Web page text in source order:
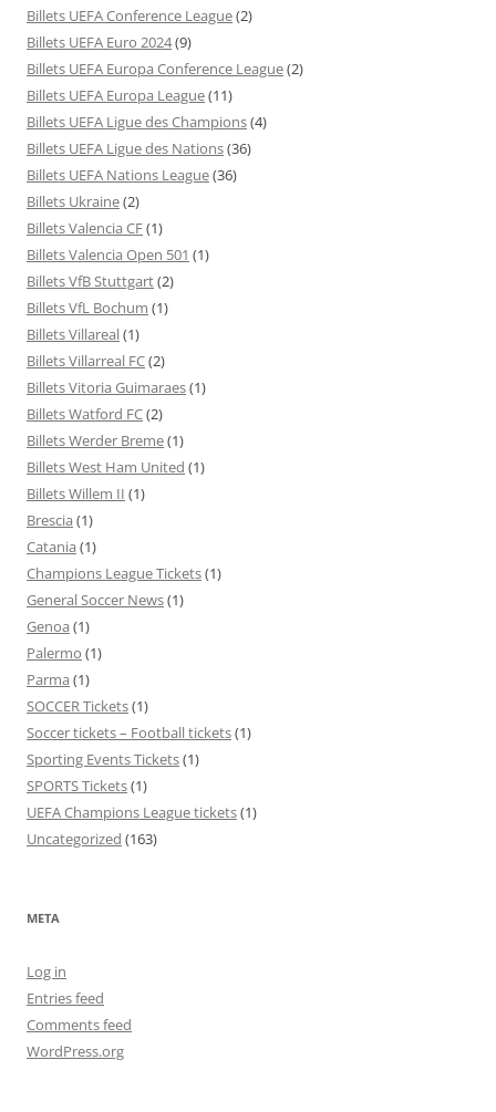
Billets UEFA Conference League(2)
Billets UEFA Euro 2024(9)
Billets UEFA Europa Conference League(2)
Billets UEFA Europa League(11)
Billets UEFA Ligue des Champions(4)
Billets UEFA Ligue des Nations(36)
Billets UEFA Nations League(36)
Billets Ukraine(2)
Billets Valencia CF(1)
Billets Valencia Open 501 (1)
Billets VfB Stuttgart(2)
Billets VfL Bochum (1)
Billets Villareal(1)
Billets Villarreal FC(2)
Billets Vitoria Guimaraes(1)
Billets Watford FC(2)
Billets Werder Breme(1)
Billets West Ham United (1)
Billets Willem II (1)
Brescia (1)
Catania (1)
Champions League Tickets(1)
General Soccer News(1)
Genoa (1)
Palermo (1)
Parma (1)
SOCCER Tickets(1)
Soccer tickets – Football tickets(1)
Sporting Events Tickets(1)
SPORTS Tickets(1)
UEFA Champions League tickets(1)
Uncategorized (163)
META
Log in
Entries feed
Comments feed
WordPress.org